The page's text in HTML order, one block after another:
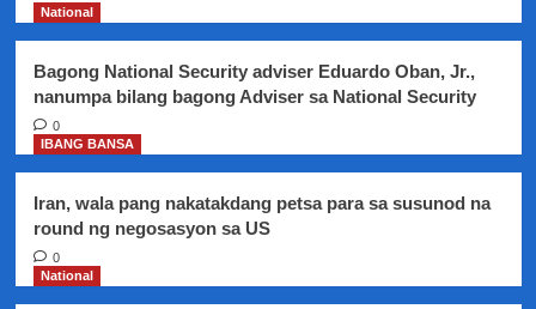
National
Bagong National Security adviser Eduardo Oban, Jr.,
nanumpa bilang bagong Adviser sa National Security
0
IBANG BANSA
Iran, wala pang nakatakdang petsa para sa susunod na
round ng negosasyon sa US
0
National